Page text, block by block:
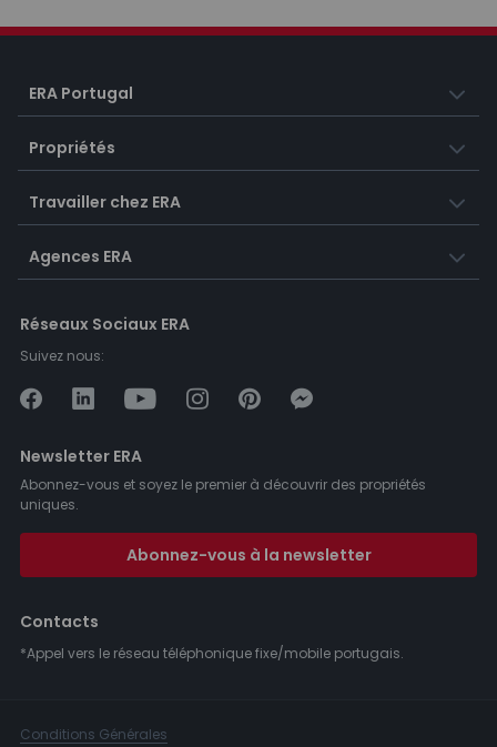
ERA Portugal
Propriétés
Travailler chez ERA
Agences ERA
Réseaux Sociaux ERA
Suivez nous:
Newsletter ERA
Abonnez-vous et soyez le premier à découvrir des propriétés
uniques.
Abonnez-vous à la newsletter
Contacts
*Appel vers le réseau téléphonique fixe/mobile portugais.
Conditions Générales